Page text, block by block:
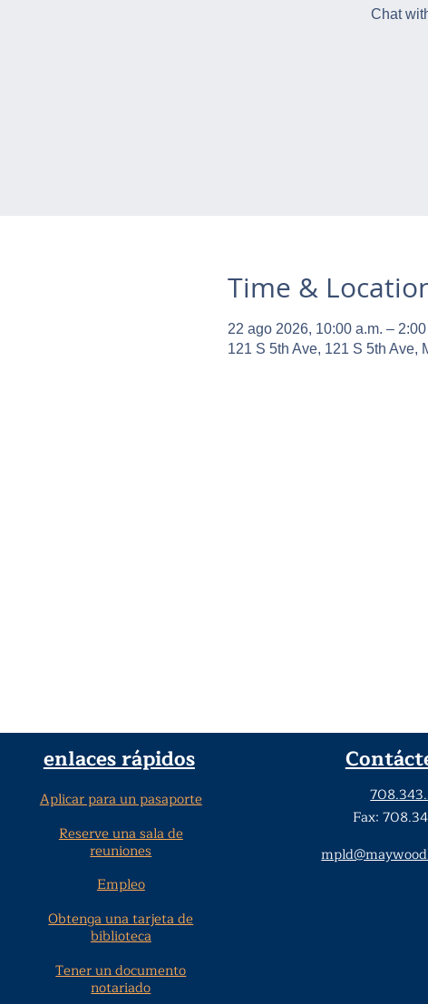
Chat
Time &
22 ago 2026, 10:00 a.m. – 2:00
121 S 5th Ave, 121 S 5th Ave,
enlaces rápidos
Aplicar para un pasaporte
Reserve una sala de
reuniones
Empleo
Obtenga una tarjeta de
biblioteca
Tener un documento
notariado
Fax: